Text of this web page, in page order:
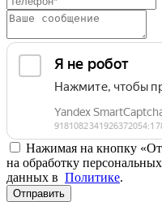
Нажимая на кнопку
на обработку
данных в Политике.
Отправить